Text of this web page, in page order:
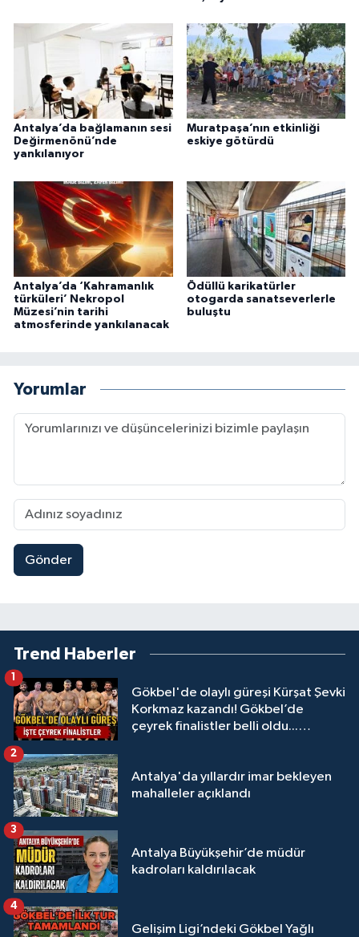
Antalya’da bağlamanın sesi
Değirmenönü’nde
yankılanıyor
Muratpaşa’nın etkinliği
eskiye götürdü
Antalya’da ‘Kahramanlık
türküleri’ Nekropol
Müzesi’nin tarihi
atmosferinde yankılanacak
Ödüllü karikatürler
otogarda sanatseverlerle
buluştu
Yorumlar
Gönder
Trend Haberler
Gökbel'de olaylı güreşi Kürşat Şevki
Korkmaz kazandı! Gökbel’de
çeyrek finalistler belli oldu...
1
Antalya'da yıllardır imar bekleyen
mahalleler açıklandı
2
Antalya Büyükşehir’de müdür
kadroları kaldırılacak
3
Gelişim Ligi’ndeki Gökbel Yağlı
4